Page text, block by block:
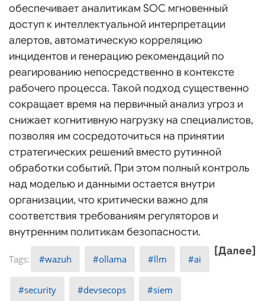
обеспечивает аналитикам SOC мгновенный
доступ к интеллектуальной интерпретации
алертов, автоматическую корреляцию
инцидентов и генерацию рекомендаций по
реагированию непосредственно в контексте
рабочего процесса. Такой подход существенно
сокращает время на первичный анализ угроз и
снижает когнитивную нагрузку на специалистов,
позволяя им сосредоточиться на принятии
стратегических решений вместо рутинной
обработки событий. При этом полный контроль
над моделью и данными остается внутри
организации, что критически важно для
соответствия требованиям регуляторов и
внутренним политикам безопасности.
[Далее]
wazuh ollama llm ai
security devsecops siem